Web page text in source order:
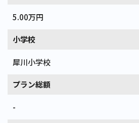
5.00万円
小学校
犀川小学校
プラン総額
-